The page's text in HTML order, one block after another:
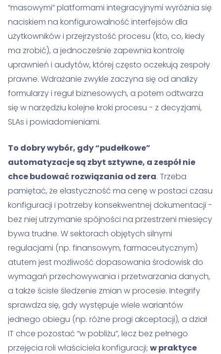
“masowymi” platformami integracyjnymi wyróżnia się
naciskiem na konfigurowalność interfejsów dla
użytkowników i przejrzystość procesu (kto, co, kiedy
ma zrobić), a jednocześnie zapewnia kontrolę
uprawnień i audytów, której często oczekują zespoły
prawne. Wdrażanie zwykle zaczyna się od analizy
formularzy i reguł biznesowych, a potem odtwarza
się w narzędziu kolejne kroki procesu - z decyzjami,
SLAs i powiadomieniami.
To dobry wybór, gdy “pudełkowe”
automatyzacje są zbyt sztywne, a zespół nie
chce budować rozwiązania od zera. Trzeba
pamiętać, że elastyczność ma cenę w postaci czasu
konfiguracji i potrzeby konsekwentnej dokumentacji -
bez niej utrzymanie spójności na przestrzeni miesięcy
bywa trudne. W sektorach objętych silnymi
regulacjami (np. finansowym, farmaceutycznym)
atutem jest możliwość dopasowania środowisk do
wymagań przechowywania i przetwarzania danych,
a także ścisłe śledzenie zmian w procesie. Integrify
sprawdza się, gdy występuje wiele wariantów
jednego obiegu (np. różne progi akceptacji), a dział
IT chce pozostać “w pobliżu”, lecz bez pełnego
przejęcia roli właściciela konfiguracji; w praktyce